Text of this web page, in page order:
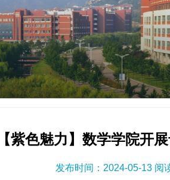
【紫色魅力】数学学院开
发布时间：2024-05-13 阅